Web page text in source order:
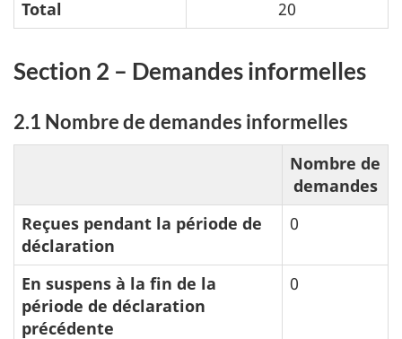
Total 20
Section 2 – Demandes informelles
2.1 Nombre de demandes informelles
Nombre de
demandes
Reçues pendant la période de
déclaration
0
En suspens à la fin de la
période de déclaration
précédente
0